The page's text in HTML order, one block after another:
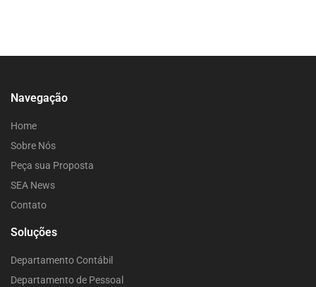
Navegação
Home
Sobre Nós
Peça sua Proposta
SEA News
Contato
Soluções
Departamento Contábil
Departamento de Pessoal